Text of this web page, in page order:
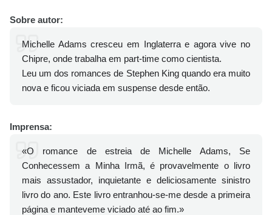
Sobre autor:
Michelle Adams cresceu em Inglaterra e agora vive no
Chipre, onde trabalha em part-time como cientista.
Leu um dos romances de Stephen King quando era muito
nova e ficou viciada em suspense desde então.
Imprensa:
«O romance de estreia de Michelle Adams, Se
Conhecessem a Minha Irmã, é provavelmente o livro
mais assustador, inquietante e deliciosamente sinistro
livro do ano. Este livro entranhou-se-me desde a primeira
página e manteveme viciado até ao fim.»